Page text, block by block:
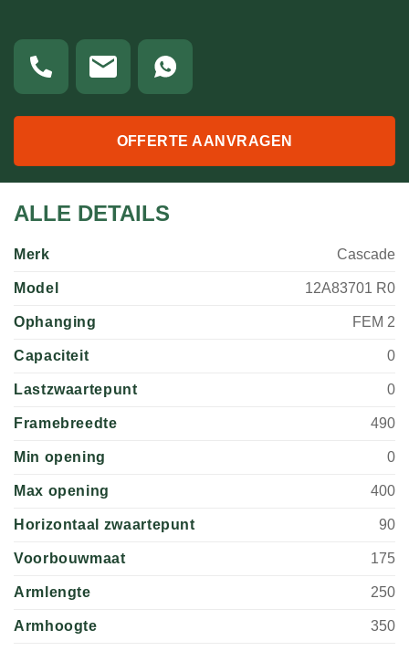
OFFERTE AANVRAGEN
ALLE DETAILS
Merk Cascade
Model 12A83701 R0
Ophanging FEM 2
Capaciteit 0
Lastzwaartepunt 0
Framebreedte 490
Min opening 0
Max opening 400
Horizontaal zwaartepunt 90
Voorbouwmaat 175
Armlengte 250
Armhoogte 350